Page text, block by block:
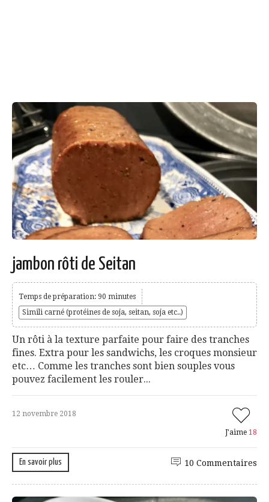
jambon rôti de Seitan
Temps de préparation: 90 minutes
Simili carné (protéines de soja, seitan, soja etc..)
Un rôti à la texture parfaite pour faire des tranches
fines. Extra pour les sandwichs, les croques monsieur
etc… Comme les tranches sont bien souples vous
pouvez facilement les rouler...
12 novembre 2018
J'aime 18
En savoir plus 10 Commentaires